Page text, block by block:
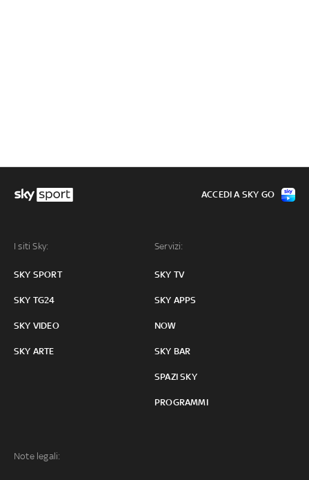
I siti Sky:
SKY SPORT
SKY TG24
SKY VIDEO
SKY ARTE
Servizi:
SKY TV
SKY APPS
NOW
SKY BAR
SPAZI SKY
PROGRAMMI
Note legali:
ACCEDI A SKY GO